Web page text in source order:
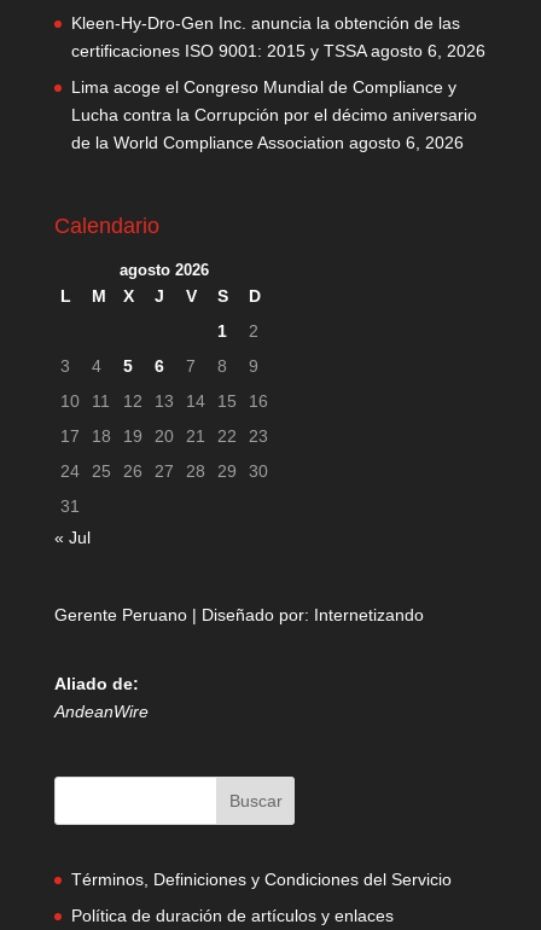
Kleen-Hy-Dro-Gen Inc. anuncia la obtención de las
certificaciones ISO 9001: 2015 y TSSA agosto 6, 2026
Lima acoge el Congreso Mundial de Compliance y
Lucha contra la Corrupción por el décimo aniversario
de la World Compliance Association agosto 6, 2026
Calendario
agosto 2026
L M X J V S
D
1
2
3
4 5 6 7 8
9
10
11 12 13 14 15
16
17
18 19 20 21 22
23
24
25 26 27 28 29
30
31
« Jul
Gerente Peruano | Diseñado por: Internetizando
Aliado de:
AndeanWire
Términos, Definiciones y Condiciones del Servicio
Política de duración de artículos y enlaces